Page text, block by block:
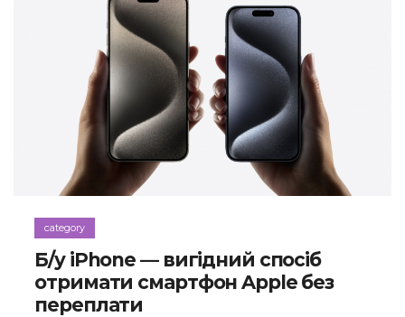
category
Б/у iPhone — вигідний спосіб
отримати смартфон Apple без
переплати